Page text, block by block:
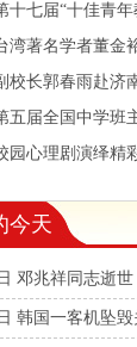
十七届“十佳青
湾著名学者董金
校长郭春雨赴济
五届全国中学班
园心理剧演绎精
今天
邓兆祥同志逝世
韩国一客机坠毁